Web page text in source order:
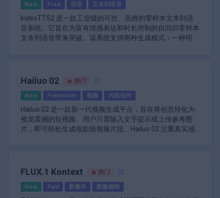
大减少了传统图像编辑任务所需的时间。
作处理图像。用户可以使用针对特定任务量身定制的不同画
笔：添加画笔用于引入新元素，减去画笔用于去除多余细
节，颜色画笔用于精确着色。这种灵活性允许在编辑过程中
进行高度定制。
MagicQuill 还强调社区参与，它是 CC BY-NC 4.0 许可下的
开源项目，允许用户修改和使用代码用于非商业目的。这种
开放性鼓励开发人员和艺术家做出贡献，促进平台的持续改
AI 驱动的编辑：利用智能系统预测用户意图，实现
无缝交互。
本地化图像编辑：允许对图像的特定区域进行精确
修改，而不会影响整个图片。
直观的画笔工具：具有添加画笔、减去画笔和颜色
画笔功能，可实现多种编辑功能。
区贡献。
用户友好界面：设计时考虑了简单性，以增强用户
体验和简化工作流程。
总体而言，MagicQuill 代表了 AI 辅助图像编辑技术的重大
进步，为用户提供了强大的工具，使他们能够高效、有效地
将他们的创意愿景变为现实。
New Free 语音 文本到语音
IndexTTS2 是一款工业级的可控、高效的零样本文本到语
音系统。它旨在为富有情感表达和时长控制的自回归零样本
文本到语音带来突破。该系统支持两种生成模式：一种明确
性。此外，还使用基于文本描述的软指令机制来引导具有所
现力。
IndexTTS 是一个高度先进的文本到语音系统，可以准确地
高效，可用于各种应用，包括视频配音和声音克隆。该系统
也是高度可定制的，允许用户调整设置以启用 FP16 推理和
DeepSpeed 加速等功能。
Hailuo 02 热门
New Freemium 视频 内容创作
Hailuo 02 是一款新一代视频生成平台，旨在将创意转化为
视觉震撼的短视频。用户只需输入文字提示或上传参考图
片，即可轻松生成电影级视频片段。Hailuo 02 注重真实感
场景到氛围感十足、情感丰富的瞬间。
效果和流畅的过渡。用户可以使用“向下平移”、“向右行
觉风格。该系统针对高帧一致性进行了优化，最大限度地减
Hailuo 02 可直接通过其网页界面访问，用户可以生成长达
FLUX.1 Kontext 热门
New Paid 影像学 图像编辑